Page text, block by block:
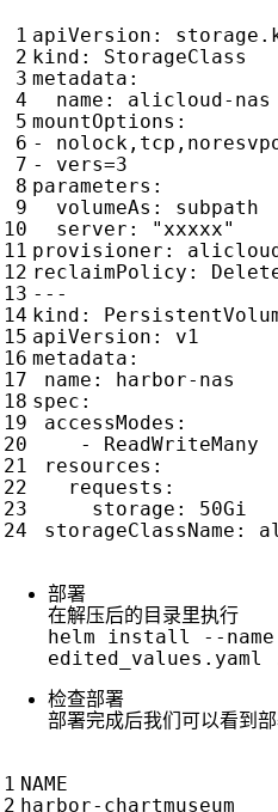
apiVersion :
kind :
StorageClass
metadata :
name :
alicloud-nas
mountOptions :
-
- vers=3
parameters :
volumeAs :
subpath
server :
"xxxxx"
provisioner :
reclaimPolicy :
---
kind :
apiVersion :
v1
metadata :
name :
harbor-nas
spec :
accessModes :
- ReadWriteMany
resources :
requests :
storage :
50Gi
storageClassName :
部署
在解压后的目录里执行
helm install --
edited_values.yaml
检查部署
部署完成后我们可以看到